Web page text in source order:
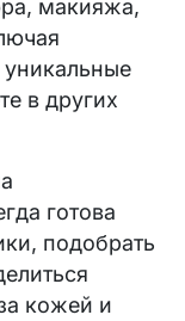
макияжа,
в других
готова
подобрать
кожей и